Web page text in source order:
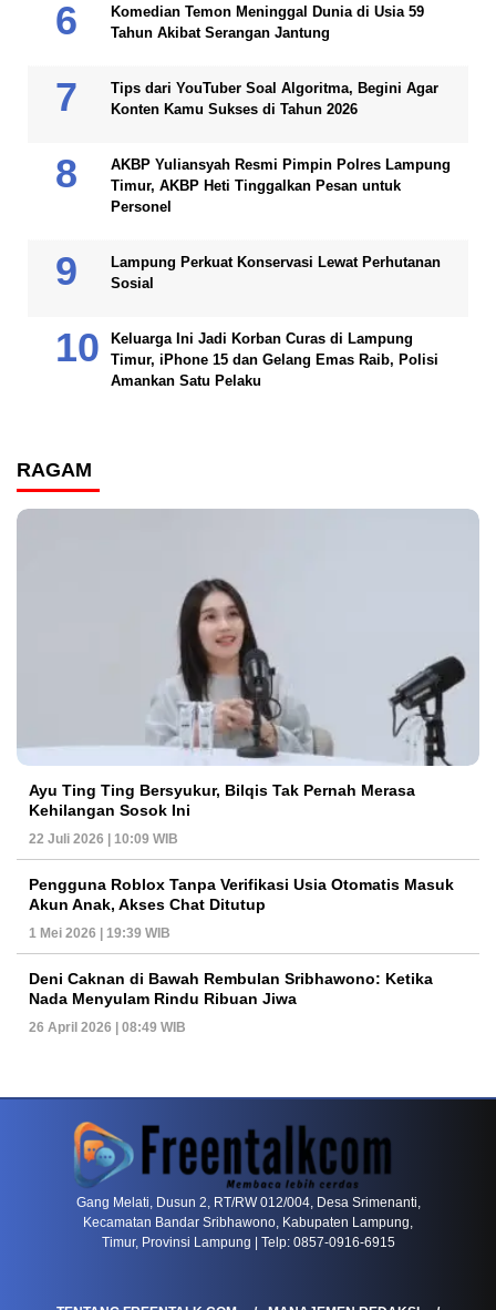
Komedian Temon Meninggal Dunia di Usia 59
Tahun Akibat Serangan Jantung
Tips dari YouTuber Soal Algoritma, Begini Agar
Konten Kamu Sukses di Tahun 2026
AKBP Yuliansyah Resmi Pimpin Polres Lampung
Timur, AKBP Heti Tinggalkan Pesan untuk
Personel
Lampung Perkuat Konservasi Lewat Perhutanan
Sosial
Keluarga Ini Jadi Korban Curas di Lampung
Timur, iPhone 15 dan Gelang Emas Raib, Polisi
Amankan Satu Pelaku
RAGAM
Ayu Ting Ting Bersyukur, Bilqis Tak Pernah Merasa
Kehilangan Sosok Ini
22 Juli 2026 | 10:09 WIB
Pengguna Roblox Tanpa Verifikasi Usia Otomatis Masuk
Akun Anak, Akses Chat Ditutup
1 Mei 2026 | 19:39 WIB
Deni Caknan di Bawah Rembulan Sribhawono: Ketika
Nada Menyulam Rindu Ribuan Jiwa
26 April 2026 | 08:49 WIB
PETIR800 LOGIN Tren Mobile Entertainment Terus Mendorong
Gang Melati, Dusun 2, RT/RW 012/004, Desa Srimenanti,
Kecamatan Bandar Sribhawono, Kabupaten Lampung,
Timur, Provinsi Lampung | Telp: 0857-0916-6915